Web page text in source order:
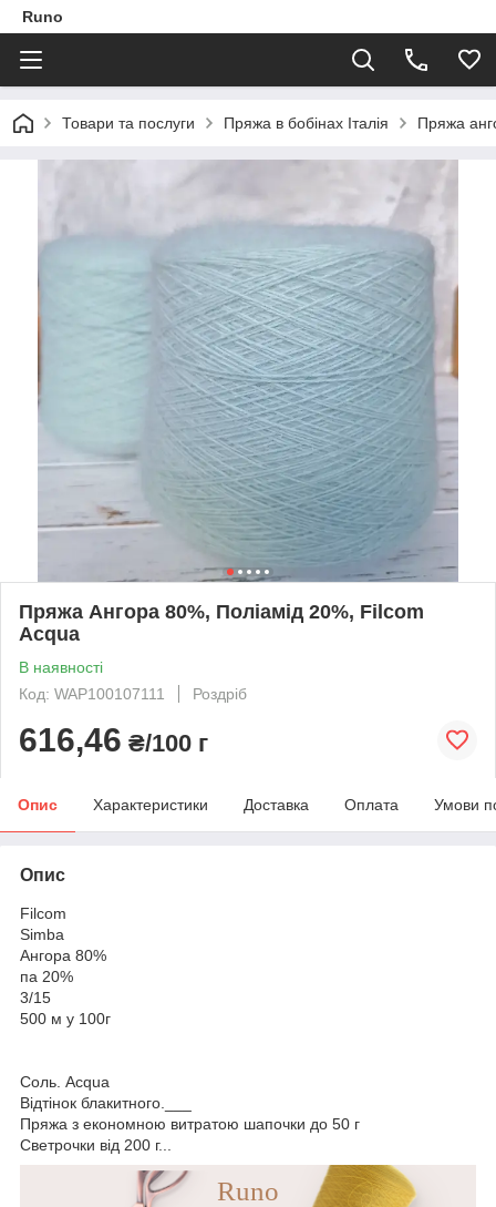
Runo
Товари та послуги Пряжа в бобінах Італія Пряжа
Пряжа Ангора 80%, Поліамід 20%, Filcom
Acqua
В наявності
Код: WAP100107111
Роздріб
616,46 ₴/100 г
Опис Характеристики Доставка Оплата Умови
Опис
Filcom
Simba
Ангора 80%
па 20%
3/15
500 м у 100г
Соль. Acqua
Відтінок блакитного.___
Пряжа з економною витратою шапочки до 50 г
Светрочки від 200 г...
Runo